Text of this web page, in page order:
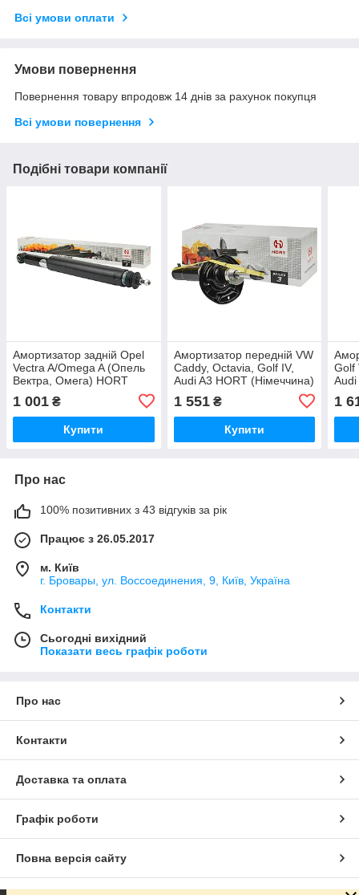
Всі умови оплати
Умови повернення
Повернення товару впродовж 14 днів за рахунок покупця
Всі умови повернення
Подібні товари компанії
Амортизатор задній Opel
Vectra A/Omega A (Опель
Вектра, Омега) HORT
1 001 ₴
Купити
Амортизатор передній VW
Caddy, Octavia, Golf IV,
Audi A3 HORT (Німеччина)
1 551₴
Купити
Golf
1
Про нас
100% позитивних з 43 відгуків за рік
Працює з 26.05.2017
м. Київ
г. Бровары, ул. Воссоединения, 9, Київ, Україна
Контакти
Сьогодні вихідний
Показати весь графік роботи
Про нас
Контакти
Доставка та оплата
Графік роботи
Повна версія сайту